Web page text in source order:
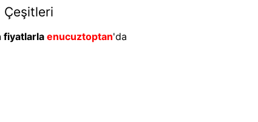
Çeşitleri
fiyatlarlaenucuztoptan'da